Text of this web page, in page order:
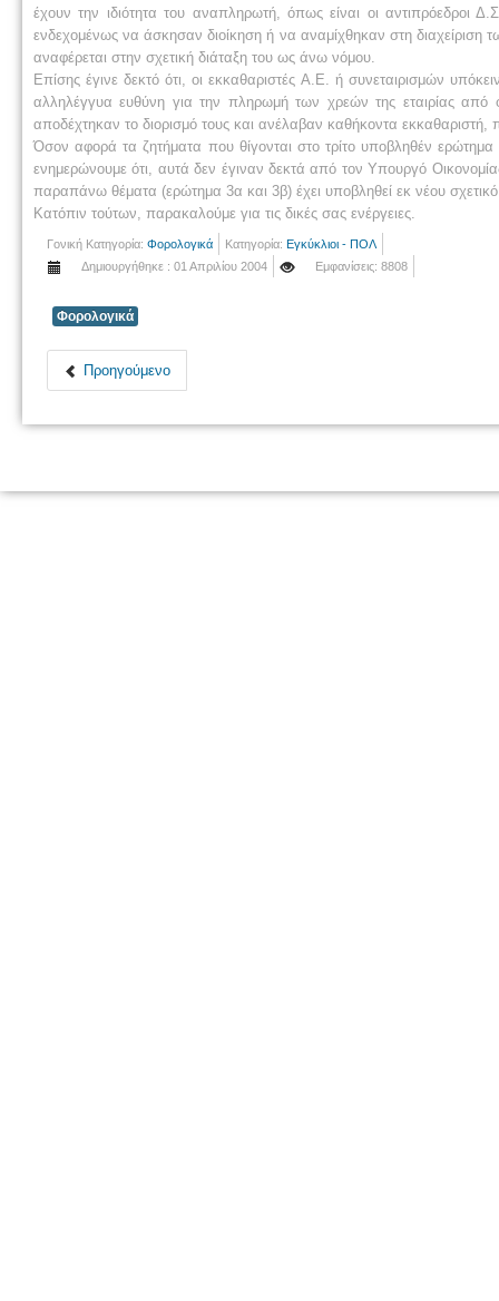
έχουν την ιδιότητα του αναπληρωτή, όπως είναι οι
ενδεχομένως να άσκησαν διοίκηση ή να αναμίχθηκαν στη διαχείριση
αναφέρεται στην σχετική διάταξη του ως άνω νόμου.
Επίσης έγινε δεκτό ότι, οι εκκαθαριστές Α.Ε. ή συνεταιρισμών
αλληλέγγυα ευθύνη για την πληρωμή των χρεών της εταιρίας από
αποδέχτηκαν το διορισμό τους και ανέλαβαν καθήκοντα
Όσον αφορά τα ζητήματα που θίγονται στο τρίτο υποβληθέν
ενημερώνουμε ότι, αυτά δεν έγιναν δεκτά από τον Υπουργό
παραπάνω θέματα (ερώτημα 3α και 3β) έχει υποβληθεί εκ νέου
Κατόπιν τούτων, παρακαλούμε για τις δικές σας ενέργειες.
Γονική Κατηγορία: Φορολογικά Κατηγορία: Εγκύκλιοι - ΠΟΛ
Δημιουργήθηκε : 01 Απριλίου 2004
Εμφανίσεις: 8808
Φορολογικά
Προηγούμενο